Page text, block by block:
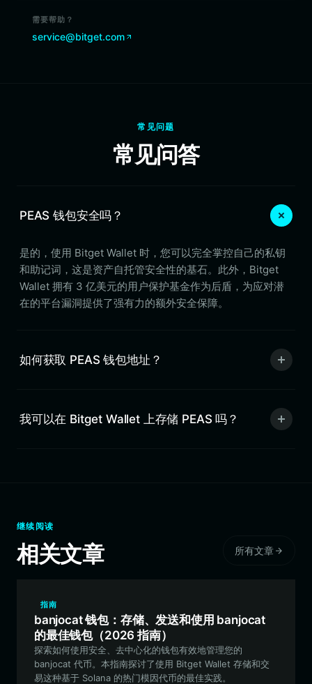
需要帮助？
service@bitget.com
常见问题
常见问答
PEAS 钱包安全吗？
是的，使用 Bitget Wallet 时，您可以完全掌控自己的私钥
和助记词，这是资产自托管安全性的基石。此外，Bitget
Wallet 拥有 3 亿美元的用户保护基金作为后盾，为应对潜
在的平台漏洞提供了强有力的额外安全保障。
如何获取 PEAS 钱包地址？
我可以在 Bitget Wallet 上存储 PEAS 吗？
继续阅读
相关文章 所有文章
指南
banjocat 钱包：存储、发送和使用 banjocat
的最佳钱包（2026 指南）
探索如何使用安全、去中心化的钱包有效地管理您的
banjocat 代币。本指南探讨了使用 Bitget Wallet 存储和交
易这种基于 Solana 的热门模因代币的最佳实践。